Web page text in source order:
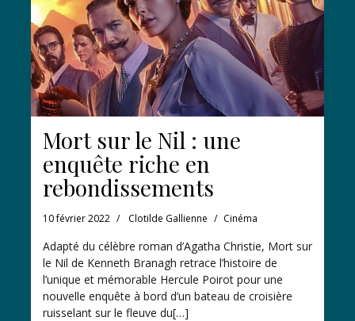
Mort sur le Nil : une
enquête riche en
rebondissements
10 février 2022 Clotilde Gallienne Cinéma
Adapté du célèbre roman d’Agatha Christie, Mort sur
le Nil de Kenneth Branagh retrace l’histoire de
l’unique et mémorable Hercule Poirot pour une
nouvelle enquête à bord d’un bateau de croisière
ruisselant sur le fleuve du[…]